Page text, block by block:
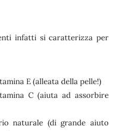
infatti si caratterizza per
E (alleata della pelle!)
C (aiuta ad assorbire
naturale (di grande aiuto